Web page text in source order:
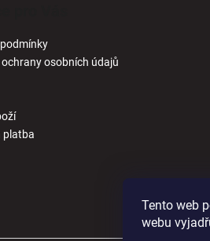
Tento web
webu
osobních údajů
platba